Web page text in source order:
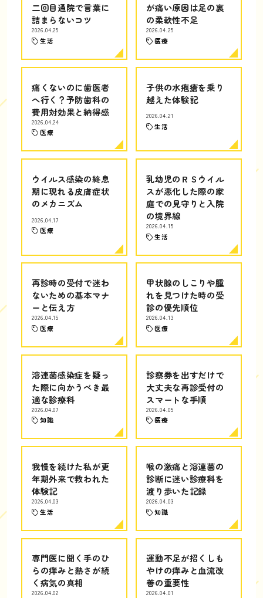
二回目通院で言葉に
詰まらないコツ
2026.04.25
生活
が痛い原因は足の裏
の柔軟性不足
2026.04.25
医療
痛くないのに歯医者
へ行く？予防歯科の
費用対効果と納得感
2026.04.24
医療
子供の水疱瘡を乗り
越えた体験記
2026.04.21
生活
ウイルス感染の終息
期に現れる皮膚症状
のメカニズム
2026.04.17
医療
乳幼児のＲＳウイル
スが悪化した際の家
庭での見守りと入院
の境界線
2026.04.15
生活
再診時の受付で迷わ
ないための基本マナ
ーと伝え方
2026.04.15
医療
甲状腺のしこりや腫
れを見つけた時の受
診の優先順位
2026.04.13
医療
溶連菌感染症を疑っ
た際に向かうべき最
適な診療科
2026.04.07
知識
診察券を出すだけで
大丈夫な再診受付の
スマートな手順
2026.04.05
医療
我慢を続けた私が更
年期外来で救われた
体験記
2026.04.03
生活
喉の激痛と溶連菌の
診断に迷い診療科を
渡り歩いた記録
2026.04.03
知識
専門医に聞く手のひ
らの痒みと熱さが続
く病気の真相
2026.04.02
運動不足が招くしも
やけの痒みと血流改
善の重要性
2026.04.01